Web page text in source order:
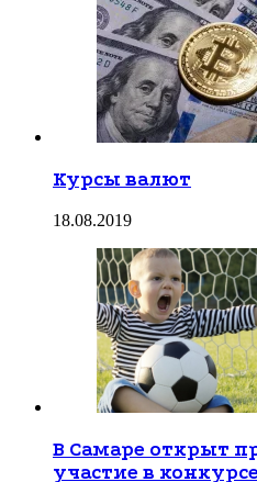
Курсы валют
18.08.2019
В Самаре открыт
участие в